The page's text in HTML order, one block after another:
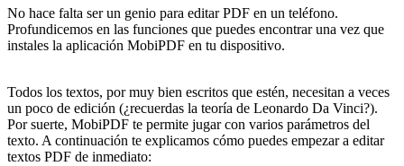
No hace falta ser un genio para editar PDF en un teléfono.
Profundicemos en las funciones que puedes encontrar una vez que
instales la aplicación MobiPDF en tu dispositivo.
Todos los textos, por muy bien escritos que estén, necesitan a veces
un poco de edición (¿recuerdas la teoría de Leonardo Da Vinci?).
Por suerte, MobiPDF te permite jugar con varios parámetros del
texto. A continuación te explicamos cómo puedes empezar a editar
textos PDF de inmediato: